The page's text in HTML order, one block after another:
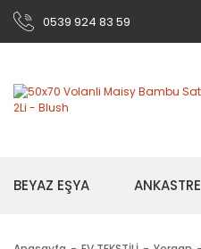
0539 924 83 59
BEYAZ EŞYA ANKASTRE